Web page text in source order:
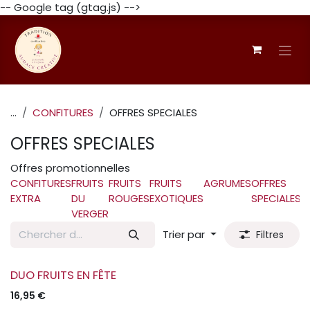
-- Google tag (gtag.js) -->
... CONFITURES OFFRES SPECIALES
OFFRES SPECIALES
Offres promotionnelles
CONFITURES
EXTRA
FRUITS
DU
VERGER
FRUITS
ROUGES
FRUITS
EXOTIQUES
AGRUMESOFFRES
SPECIALES
Trier par Filtres
DUO FRUITS EN FÊTE
16,95 €